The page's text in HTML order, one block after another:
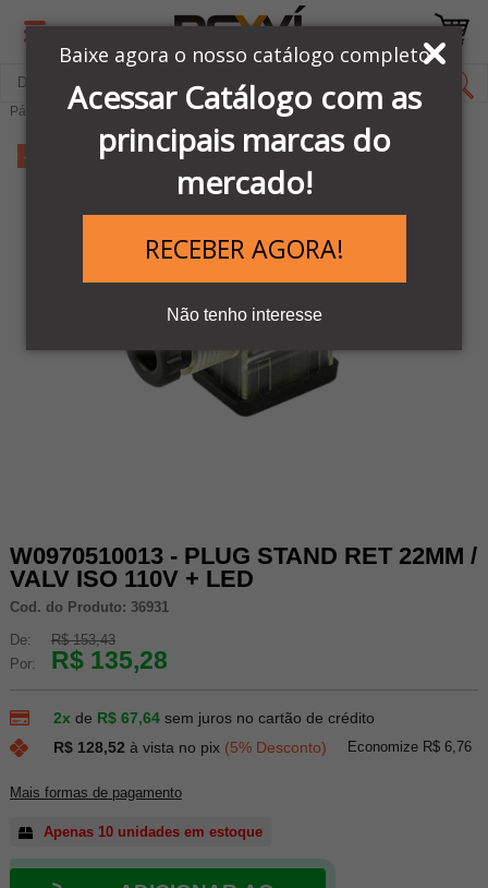
Baixe agora o nosso catálogo completo
Acessar Catálogo com as
principais marcas do
mercado!
RECEBER AGORA!
Não tenho interesse
Página Inicial LINHA PNEUMÁTICA METAL WORK Bobinas
-11%
W0970510013 - PLUG STAND RET 22MM /
VALV ISO 110V + LED
Cod. do Produto: 36931
De:
R$ 153,43
Por:
R$ 135,28
2x de R$ 67,64 sem juros no cartão de crédito
R$ 128,52 à vista no pix (5% Desconto) Economize R$ 6,76
Mais formas de pagamento
Apenas 10 unidades em estoque